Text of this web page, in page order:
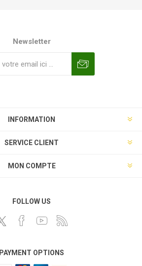
Newsletter
INFORMATION
SERVICE CLIENT
MON COMPTE
FOLLOW US
PAYMENT OPTIONS